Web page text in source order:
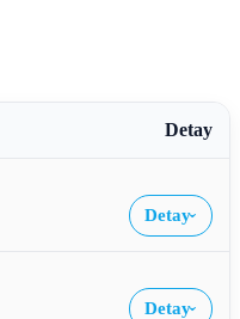
Detay
Detay›
Detay›